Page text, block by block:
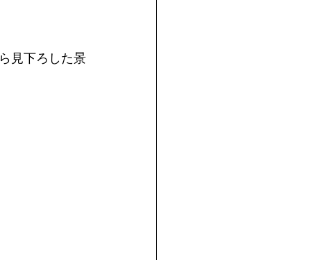
見下ろした景